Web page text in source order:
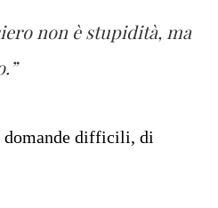
non è stupidità, ma
domande difficili, di